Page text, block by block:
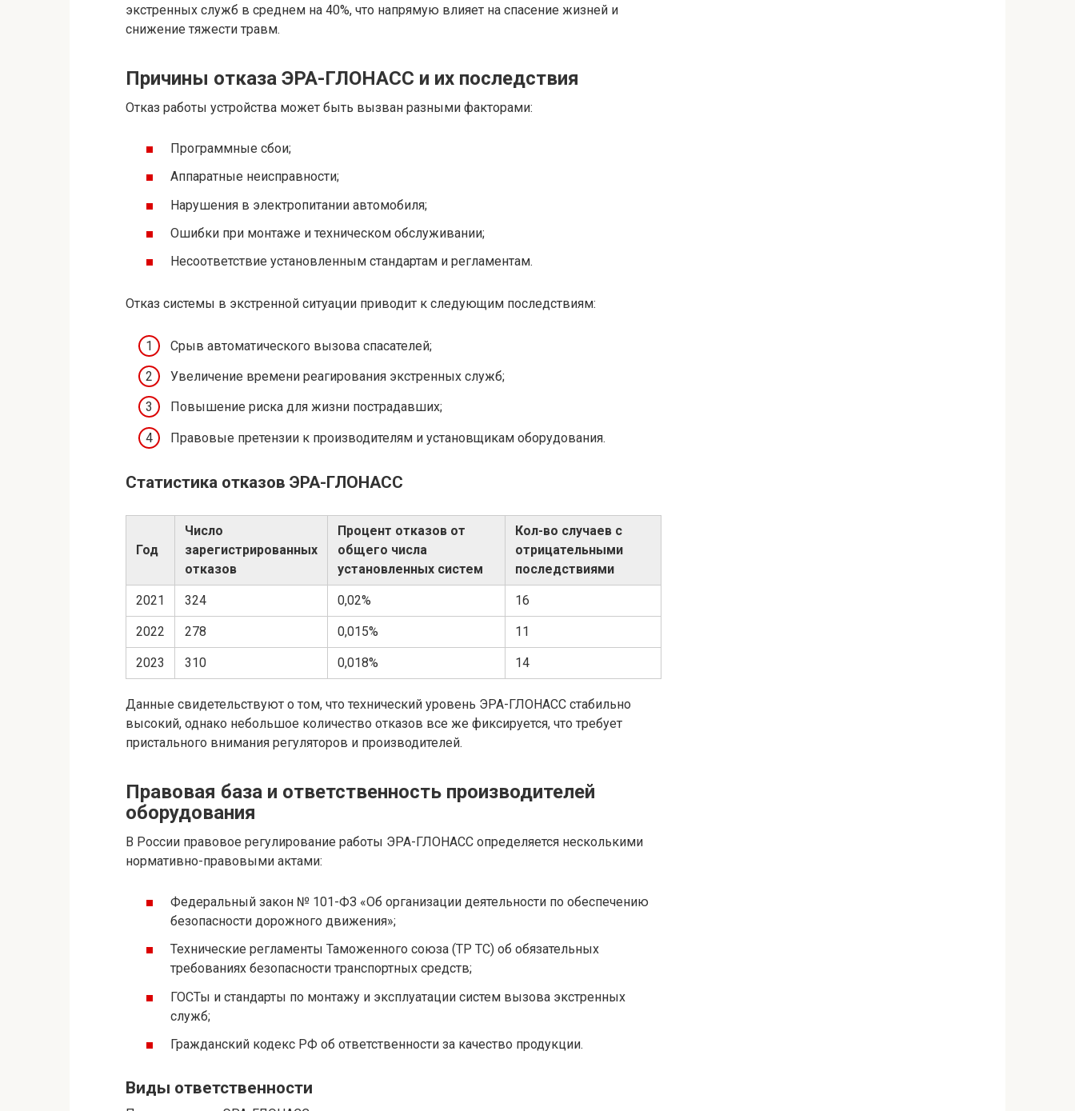
экстренных служб в среднем на 40%, что напрямую влияет на спасение жизней и
снижение тяжести травм.
Причины отказа ЭРА-ГЛОНАСС и их последствия
Отказ работы устройства может быть вызван разными факторами:
Программные сбои;
Аппаратные неисправности;
Нарушения в электропитании автомобиля;
Ошибки при монтаже и техническом обслуживании;
Несоответствие установленным стандартам и регламентам.
Отказ системы в экстренной ситуации приводит к следующим последствиям:
Срыв автоматического вызова спасателей;
Увеличение времени реагирования экстренных служб;
Повышение риска для жизни пострадавших;
Правовые претензии к производителям и установщикам оборудования.
Статистика отказов ЭРА-ГЛОНАСС
Год
Число
зарегистрированных
отказов
Процент отказов от
общего числа
установленных систем
Кол-во случаев с
отрицательными
последствиями
2021 324 0,02% 16
2022 278 0,015% 11
2023 310 0,018% 14
Данные свидетельствуют о том, что технический уровень ЭРА-ГЛОНАСС стабильно
высокий, однако небольшое количество отказов все же фиксируется, что требует
пристального внимания регуляторов и производителей.
Правовая база и ответственность производителей
оборудования
В России правовое регулирование работы ЭРА-ГЛОНАСС определяется несколькими
нормативно-правовыми актами:
Федеральный закон № 101-ФЗ «Об организации деятельности по обеспечению
безопасности дорожного движения»;
Технические регламенты Таможенного союза (ТР ТС) об обязательных
требованиях безопасности транспортных средств;
ГОСТы и стандарты по монтажу и эксплуатации систем вызова экстренных
служб;
Гражданский кодекс РФ об ответственности за качество продукции.
Виды ответственности